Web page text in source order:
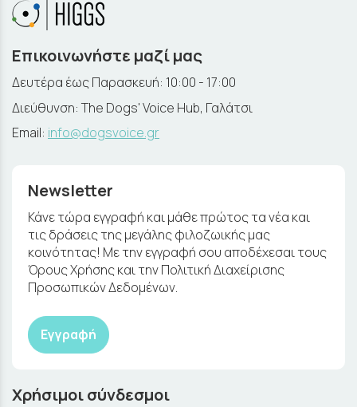
Επικοινωνήστε μαζί μας
Δευτέρα έως Παρασκευή: 10:00 - 17:00
Διεύθυνση: The Dogs' Voice Hub, Γαλάτσι
Email: info@dogsvoice.gr
Newsletter
Κάνε τώρα εγγραφή και μάθε πρώτος τα νέα και
τις δράσεις της μεγάλης φιλοζωικής μας
κοινότητας! Με την εγγραφή σου αποδέχεσαι τους
Όρους Χρήσης και την Πολιτική Διαχείρισης
Προσωπικών Δεδομένων.
Εγγραφή
Χρήσιμοι σύνδεσμοι